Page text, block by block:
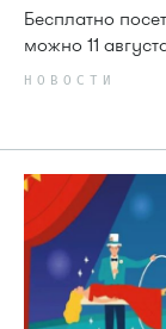
Бесплатно
можно 11
НОВОСТИ